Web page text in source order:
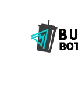
content